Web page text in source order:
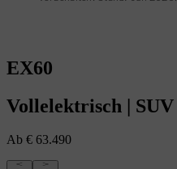
EX60
Vollelektrisch | SUV
Ab € 63.490